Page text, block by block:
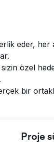
eder, her
özel
bir
Proje